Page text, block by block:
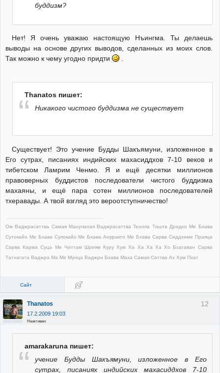
буддизм?
Нет! Я очень уважаю настоящую Нъингма. Ты делаешь
выводы на основе других выводов, сделанных из моих слов.
Так можно к чему угодно придти
Thanatos пишет:
Никакого чистого буддизма не существует
Существует! Это учение Будды Шакъямуни, изложенное в
Его сутрах, писаниях индийских махасиддхов 7-10 веков и
тибетском Ламрим Ченмо. Я и ещё десятки миллионов
правоверных буддистов последователи чистого буддизма
махаяны, и ещё пара сотен миллионов последователей
тхеравады. А твой взгляд это вероотступничество!
Ом Ваджрасаттва Самая Манупалая Ваджрасаттва Тенопа Тишта Дридхо Ме Бхава
Сутокайо Ме Бхава Супокайо Ме Бхава Ануракто Ме Бхава Сарва Сиддхиме Праяца
Сарва Карма Суца Ме Читтам Шриям Куру Хум Ха Ха Ха Ха Хо Бхагаван Сарва
Татхагата Ваджра Ма Ме Мунца Ваджри Бхава Маха Самая Саттва Ах Хум Пхат
Сайт
12
Thanatos
17.2.2009 19:03
Неактивен
amarakaruna пишет:
учение Будды Шакъямуни, изложенное в Его
сутрах, писаниях индийских махасиддхов 7-10